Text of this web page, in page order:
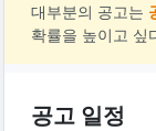
대부분의 공고는
확률을 높이고 싶
공고 일정